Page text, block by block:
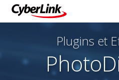
Plugins et